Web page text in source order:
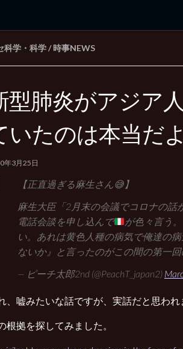
日記 3rd Edition
科学・科学/時事NEWS
型肺炎がアジア
いたのは本当だ
年3月25日
【正直過ぎる麻生さん😅】
麻生大臣「2月末の会議でコロナの話
電話会談を申し込んで
が色々言う
い。あれは黄色人種の病気で俺達の
ないか』と言ったのがこの間の第一回
— ピーチ太郎2nd (@PeachT_japan2)
、嘘みたいな話ですが、実話だと思われ
根拠を探してみました。